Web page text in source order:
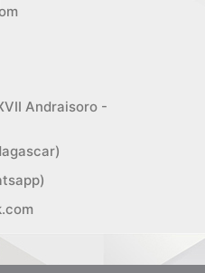
Andraisoro -